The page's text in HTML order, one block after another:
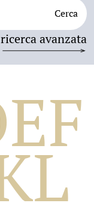
Cerca
ricerca avanzata
EF
L